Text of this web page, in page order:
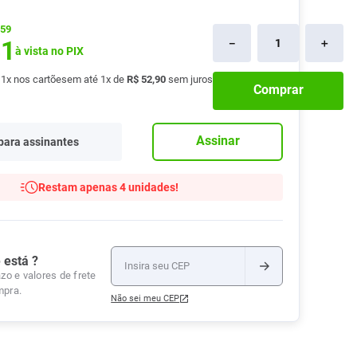
Ver Tudo
Esponjas
Ver Tudo
à vista no PIX
1x nos cartõesem até 1x de R$ 52,90 sem juros
＋
－
Comprar
assinantes Assinar
Restam apenas 4 unidades!
está ?
e valores de frete
Não sei meu CEP